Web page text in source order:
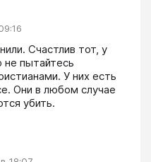
Счастлив тот, у
не пытайтесь
У них есть
Они в любом случае
убить.